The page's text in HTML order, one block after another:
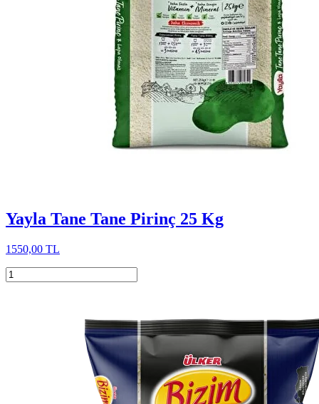
Yayla Tane Tane Pirinç 25 Kg
1550,00 TL